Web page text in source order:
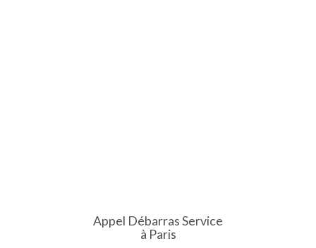
Appel Débarras Service
à Paris